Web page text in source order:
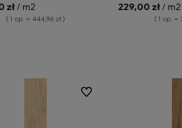
trawertyn
zł/ m2
( 1 op. = 444,96 zł )
imitujące
229,00 zł / m2
( 1 op. =
Do ulubionych